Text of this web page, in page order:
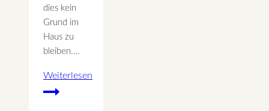
dies kein
Grund im
Haus zu
bleiben….
Weiterlesen
Lass